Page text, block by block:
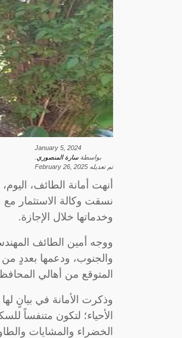
January 5, 2024
بواسطةسارة المنصوري
تم تعديله February 26, 2025
نسقت وكالة الاستثمار مع
وخدماتها خلال الإجازة.
ووجه أمين الطائف
والجنوب، ودعمها بعددٍ من
المتوقع من أهالي
وذكرت الأمانة في بيانٍ
الأحياء؛ لتكون متنفساً
الخضراء والمشايات